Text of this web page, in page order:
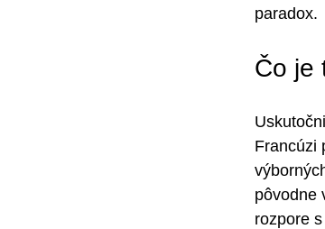
paradox.
Čo je
Francúzi
pôvodne
rozpore